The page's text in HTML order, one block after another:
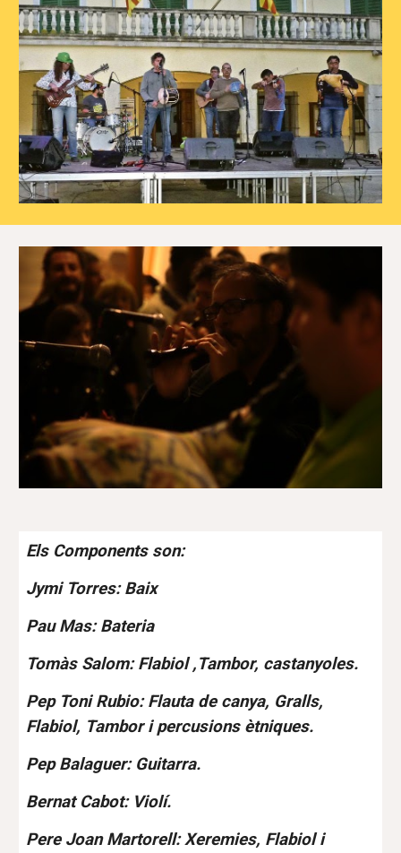
Els Components son:
Jymi Torres: Baix
Pau Mas: Bateria
Tomàs Salom: Flabiol ,Tambor, castanyoles.
Pep Toni Rubio: Flauta de canya, Gralls,
Flabiol, Tambor i percusions ètniques.
Pep Balaguer: Guitarra.
Bernat Cabot: Violí.
Pere Joan Martorell: Xeremies, Flabiol i